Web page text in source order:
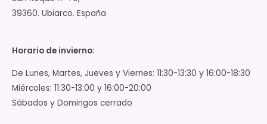
39360. Ubiarco. España
Horario de invierno:
De Lunes, Martes, Jueves y Viernes: 11:30-13:30 y 16:00-18:30
Miércoles: 11:30-13:00 y 16:00-20:00
Sábados y Domingos cerrado